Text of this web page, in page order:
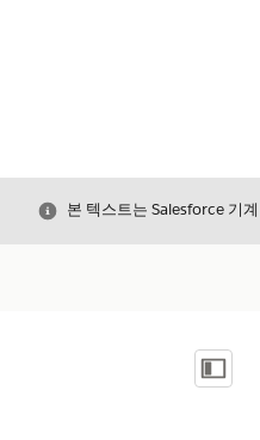
닫기본 텍스트는 Salesforce 기
목차 표